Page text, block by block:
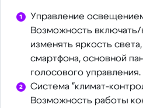
Управление
Возможность
изменять яркость
смартфона, основной
голосового управления.
Система "климат-
Возможность работы